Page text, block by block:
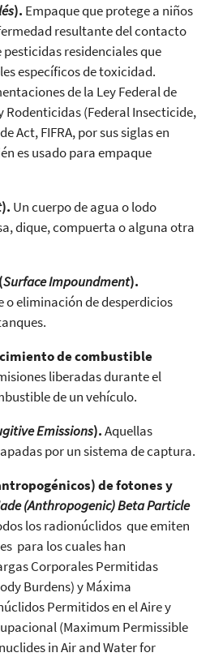
). Empaque que protege a niños
resultante del contacto
residenciales que
específicos de toxicidad.
de la Ley Federal de
Rodenticidas (Federal Insecticide,
Act, FIFRA, por sus siglas en
es usado para empaque
). Un cuerpo de agua o lodo
dique, compuerta o alguna otra
Surface Impoundment).
eliminación de desperdicios
de combustible
liberadas durante el
de un vehículo.
Emissions).Aquellas
por un sistema de captura.
de fotones y
(Anthropogenic) Beta Particle
los radionúclidos que emiten
para los cuales han
Corporales Permitidas
Burdens) y Máxima
Permitidos en el Aire y
(Maximum Permissible
in Air and Water for